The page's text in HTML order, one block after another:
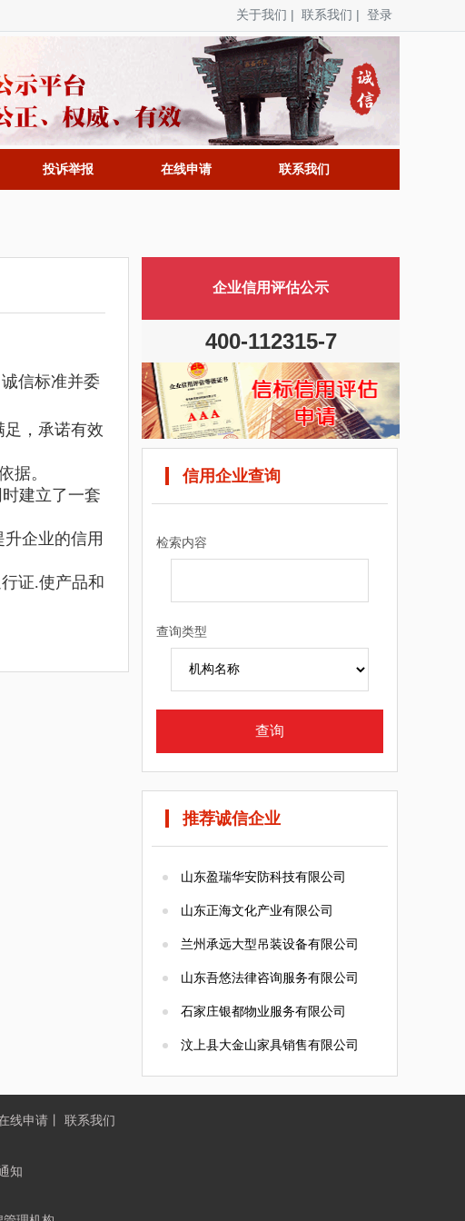
关于我们 | 联系我们 | 登录
投诉举报 在线申请 联系我们
信标准并委
足，承诺有效
据。
建立了一套
企业的信用
证.使产品和
企业信用评估公示
400-112315-7
信用企业查询
检索内容
查询类型
推荐诚信企业
山东盈瑞华安防科技有限公司
山东正海文化产业有限公司
兰州承远大型吊装设备有限公司
山东吾悠法律咨询服务有限公司
石家庄银都物业服务有限公司
汶上县大金山家具销售有限公司
线申请 联系我们
知